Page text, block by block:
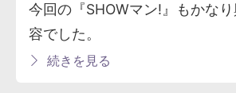
今回の『SHOWマン!』もかな
容でした。
続きを見る